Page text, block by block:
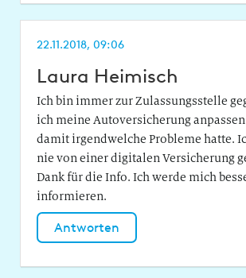
22.11.2018, 09:06
Laura Heimisch
Ich bin immer zur Zulassungsstelle
ich meine Autoversicherung
damit irgendwelche Probleme hatte.
nie von einer digitalen Versicherung
Dank für die Info. Ich werde mich
informieren.
Antworten